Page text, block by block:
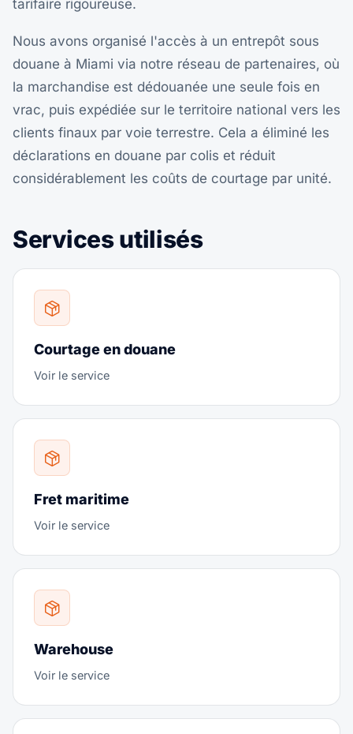
tarifaire rigoureuse.
Nous avons organisé l'accès à un entrepôt sous
douane à Miami via notre réseau de partenaires, où
la marchandise est dédouanée une seule fois en
vrac, puis expédiée sur le territoire national vers les
clients finaux par voie terrestre. Cela a éliminé les
déclarations en douane par colis et réduit
considérablement les coûts de courtage par unité.
Services utilisés
Courtage en douane
Voir le service
Fret maritime
Voir le service
Warehouse
Voir le service